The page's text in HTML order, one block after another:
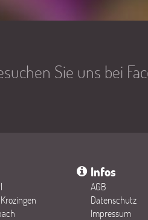
Sie uns bei
Infos
AGB
Datenschutz
Impressum